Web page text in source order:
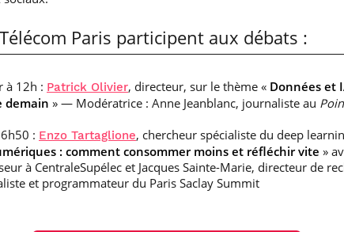
Paris participent aux débats :
à 12h : Patrick Olivier, directeur, sur le thème « Données et
demain » — Modératrice : Anne Jeanblanc, journaliste au
: Enzo Tartaglione, chercheur spécialiste du deep
: comment consommer moins et réfléchir vite »
à CentraleSupélec et Jacques Sainte-Marie, directeur de
et programmateur du Paris Saclay Summit